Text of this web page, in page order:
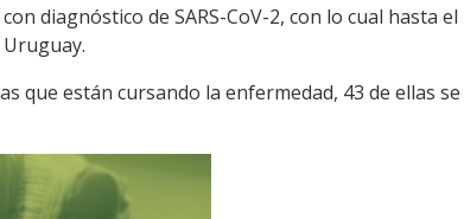
diagnóstico de SARS-CoV-2, con lo cual hasta
que están cursando la enfermedad, 43 de ellas